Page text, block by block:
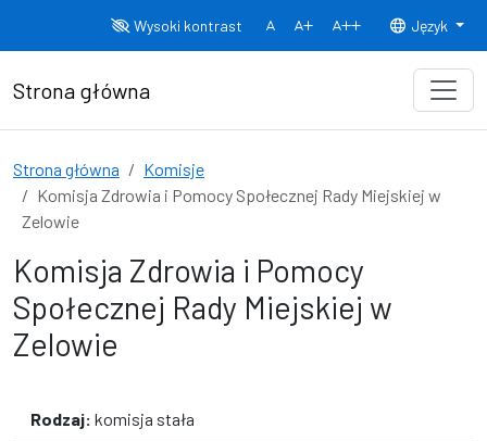
Wysoki kontrast
Normalny rozmiar czcionki
Rozmiar czcionki 150% Rozmiar
Język
Strona główna
Strona główna
Komisje
Komisja Zdrowia i Pomocy Społecznej Rady Miejskiej w
Zelowie
Komisja Zdrowia i Pomocy
Społecznej Rady Miejskiej w
Zelowie
Rodzaj: komisja stała